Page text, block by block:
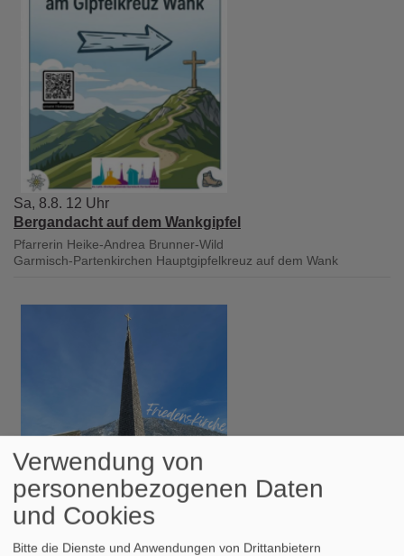
Sa, 8.8. 12 Uhr
Bergandacht auf dem Wankgipfel
Pfarrerin Heike-Andrea Brunner-Wild
Garmisch-Partenkirchen Hauptgipfelkreuz auf dem Wank
So, 9.8. 9 Uhr
Gottesdienst
Verwendung von
personenbezogenen Daten
und Cookies
Bitte die Dienste und Anwendungen von Drittanbietern